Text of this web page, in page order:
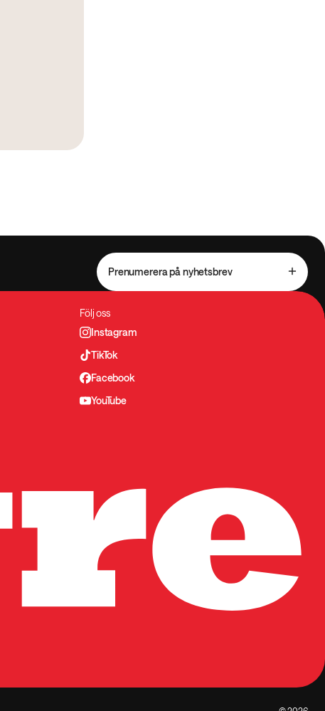
Prenumerera på nyhetsbrev
Följ oss
Instagram
TikTok
Facebook
YouTube